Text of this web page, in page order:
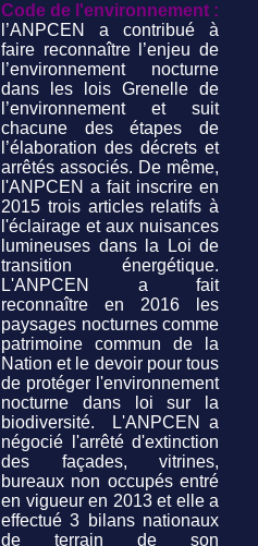
Code de l'environnement :
l’ANPCEN a contribué à
faire reconnaître l’enjeu de
l’environnement nocturne
dans les lois Grenelle de
l’environnement et suit
chacune des étapes de
l’élaboration des décrets et
arrêtés associés. De même,
l'ANPCEN a fait inscrire en
2015 trois articles relatifs à
l'éclairage et aux nuisances
lumineuses dans la Loi de
transition énergétique.
L'ANPCEN a fait
reconnaître en 2016 les
paysages nocturnes comme
patrimoine commun de la
Nation et le devoir pour tous
de protéger l'environnement
nocturne dans loi sur la
biodiversité.
L'ANPCEN a
négocié l'arrêté d'extinction
des façades, vitrines,
bureaux non occupés entré
en vigueur en 2013 et elle a
effectué 3 bilans nationaux
de terrain de son